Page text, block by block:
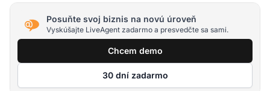
Posuňte svoj biznis na novú úroveň
Vyskúšajte LiveAgent zadarmo a presvedčte sa sami.
Chcem demo
30 dní zadarmo